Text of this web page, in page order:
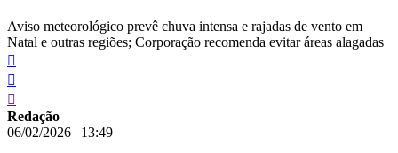
Aviso meteorológico prevê chuva intensa e rajadas de vento em
Natal e outras regiões; Corporação recomenda evitar áreas alagadas
Redação
06/02/2026 | 13:49